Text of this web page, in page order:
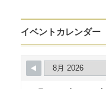
イベントカレンダー